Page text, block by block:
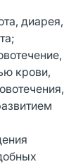
диарея,
крови,